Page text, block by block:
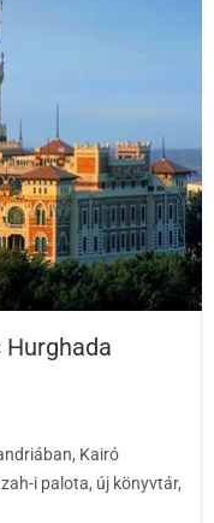
Kairó
i palota, új könyvtár,